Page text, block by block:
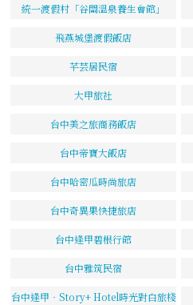
統一渡假村「谷關溫泉養生會館」
飛燕城堡渡假飯店
芊芸居民宿
大甲旅社
台中美之旅商務飯店
台中帝寶大飯店
台中哈密瓜時尚旅店
台中奇異果快捷旅店
台中逢甲碧根行館
台中雅筑民宿
台中逢甲‧Story+ Hotel時光對白旅棧